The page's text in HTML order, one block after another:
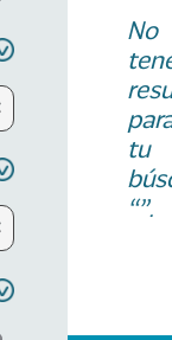
No
tu
“”.